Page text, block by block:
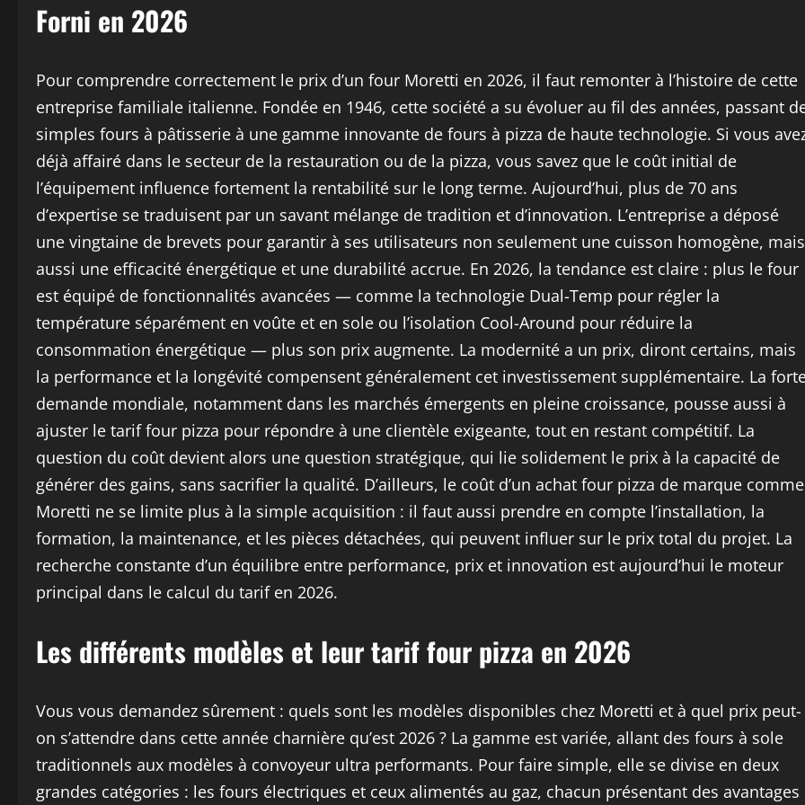
Forni en 2026
Pour comprendre correctement le prix d’un four Moretti en 2026, il faut remonter à l’histoire de cette
entreprise familiale italienne. Fondée en 1946, cette société a su évoluer au fil des années, passant
simples fours à pâtisserie à une gamme innovante de fours à pizza de haute technologie. Si vous
déjà affairé dans le secteur de la restauration ou de la pizza, vous savez que le coût initial de
l’équipement influence fortement la rentabilité sur le long terme. Aujourd’hui, plus de 70 ans
d’expertise se traduisent par un savant mélange de tradition et d’innovation. L’entreprise a déposé
une vingtaine de brevets pour garantir à ses utilisateurs non seulement une cuisson homogène, mais
aussi une efficacité énergétique et une durabilité accrue. En 2026, la tendance est claire : plus le four
est équipé de fonctionnalités avancées — comme la technologie Dual-Temp pour régler la
température séparément en voûte et en sole ou l’isolation Cool-Around pour réduire la
consommation énergétique — plus son prix augmente. La modernité a un prix, diront certains, mais
la performance et la longévité compensent généralement cet investissement supplémentaire. La
demande mondiale, notamment dans les marchés émergents en pleine croissance, pousse aussi à
ajuster le tarif four pizza pour répondre à une clientèle exigeante, tout en restant compétitif. La
question du coût devient alors une question stratégique, qui lie solidement le prix à la capacité de
générer des gains, sans sacrifier la qualité. D’ailleurs, le coût d’un achat four pizza de marque comme
Moretti ne se limite plus à la simple acquisition : il faut aussi prendre en compte l’installation, la
formation, la maintenance, et les pièces détachées, qui peuvent influer sur le prix total du projet. La
recherche constante d’un équilibre entre performance, prix et innovation est aujourd’hui le moteur
principal dans le calcul du tarif en 2026.
Les différents modèles et leur tarif four pizza en 2026
Vous vous demandez sûrement : quels sont les modèles disponibles chez Moretti et à quel prix peut-
on s’attendre dans cette année charnière qu’est 2026 ? La gamme est variée, allant des fours à sole
traditionnels aux modèles à convoyeur ultra performants. Pour faire simple, elle se divise en deux
grandes catégories : les fours électriques et ceux alimentés au gaz, chacun présentant des avantages